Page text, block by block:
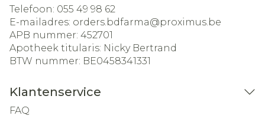
Telefoon: 055 49 98 62
E-mailadres: orders.bdfarma@proximus.be
APB nummer: 452701
Apotheek titularis: Nicky Bertrand
BTW nummer: BE0458341331
Klantenservice
FAQ